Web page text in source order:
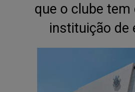
que o clube
instituição de